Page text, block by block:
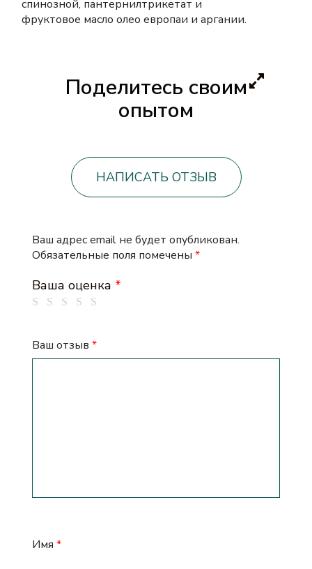
спинозной, пантернилтрикетат и
фруктовое масло олео европаи и аргании.
Поделитесь своим
опытом
НАПИСАТЬ ОТЗЫВ
Ваш адрес email не будет опубликован.
Обязательные поля помечены *
Ваша оценка *
Ваш отзыв *
Имя *